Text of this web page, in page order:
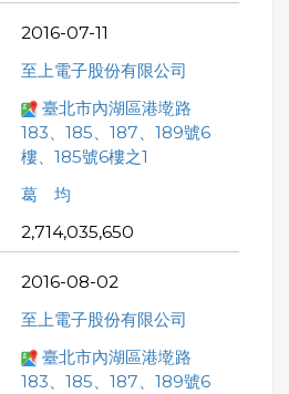
2016-07-11
至上電子股份有限公司
臺北市內湖區港墘路
183、185、187、189號6
樓、185號6樓之1
葛 均
2,714,035,650
2016-08-02
至上電子股份有限公司
臺北市內湖區港墘路
183、185、187、189號6